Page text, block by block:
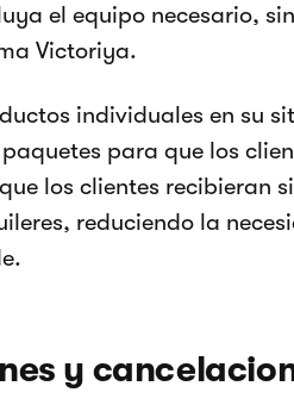
el equipo necesario,
Victoriya.
individuales en su
para que los
los clientes recibieran
reduciendo la
y